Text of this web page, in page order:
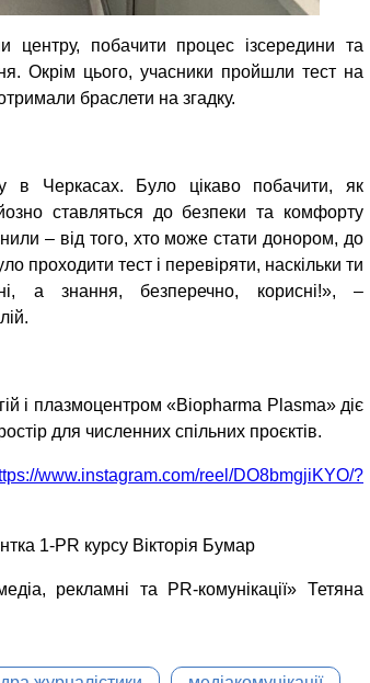
центру, побачити процес ізсередини та
Окрім цього, учасники пройшли тест на
браслети на згадку.
в Черкасах. Було цікаво побачити, як
ставляться до безпеки та комфорту
– від того, хто може стати донором, до
проходити тест і перевіряти, наскільки ти
а знання, безперечно, корисні!», –
і плазмоцентром «Biopharma Plasma» діє
для численних спільних проєктів.
www.instagram.com/reel/DO8bmgjiKYO/?
1-PR курсу Вікторія Бумар
рекламні та PR-комунікації» Тетяна